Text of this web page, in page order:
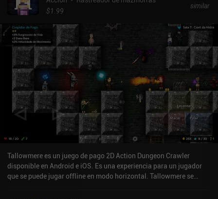
nivel, una tienda nos ofrece una gran variedad de armas,
características de combate. La campaña es más bien corta, pero
hay un modo de supervivencia sin fin perfecto para cualquiera que
disfrute de la acción dura y sangrienta. Aunque los controles están
perfectamente adaptados a las pantallas táctiles y ofrecen
algunas opciones de personalización, la interfaz de usuario está
portada directamente de PC, lo que significa que el texto y los
elementos de control son a veces demasiado pequeños. Sin
embargo, para los fans de los shooters de calidad, esto no será un
problema.Esta versión premium de Alien Shooter se vende por 4,99
$ sin iAP ni anuncios, y ofrece la misma experiencia que los
jugadores de PC. También hay una versión gratuita con anuncios,
recompensas diarias, cajas de botín, mejoras de equipo, iAP y
otras mecánicas Free-to-Play. Esta versión se ha desarrollado
pensando en los móviles y podría ser más apropiada para
jugadores ocasionales.
$1.99
similar
Tallowmere es un juego de pago 2D Action Dungeon Crawler
disponible en Android e iOS. Es una experiencia para un jugador
que se puede jugar offline en modo horizontal. Tallowmere se